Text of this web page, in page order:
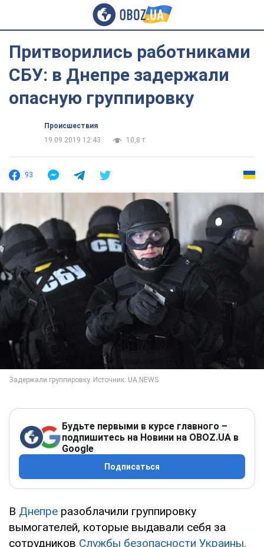
Притворились работниками
СБУ: в Днепре задержали
опасную группировку
Происшествия
19.09.2019 12:43
10,8 т.
93
Будьте первыми в курсе главного –
подпишитесь на Новини на OBOZ.UA в
Google
Подписаться
В Днепре разоблачили группировку
вымогателей, которые выдавали себя за
сотрудников Службы безопасности Украины.